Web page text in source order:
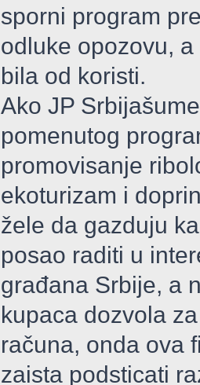
sporni program
odluke opozovu,
bila od koristi.
Ako JP
pomenutog
promovisanje
ekoturizam i
žele da gazduju
posao raditi u
građana Srbije, a
kupaca dozvola
računa, onda ova
zaista podsticati